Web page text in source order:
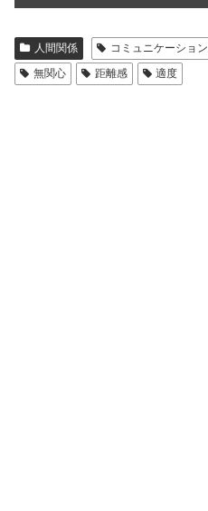
人間関係 コミュニケーション
無関心
距離感 適度